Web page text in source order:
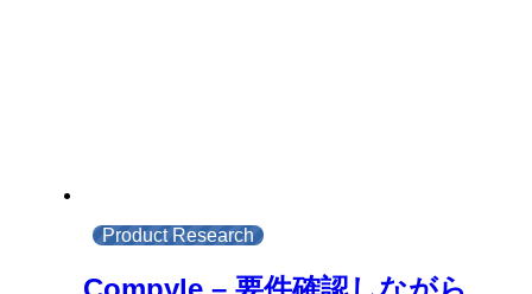
Product Research